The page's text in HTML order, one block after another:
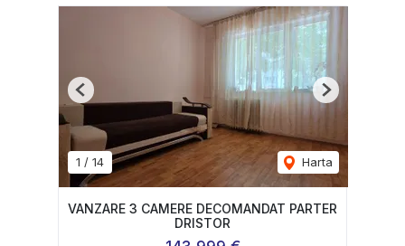
1 / 14 Harta
Previous Next
VANZARE 3 CAMERE DECOMANDAT PARTER
DRISTOR